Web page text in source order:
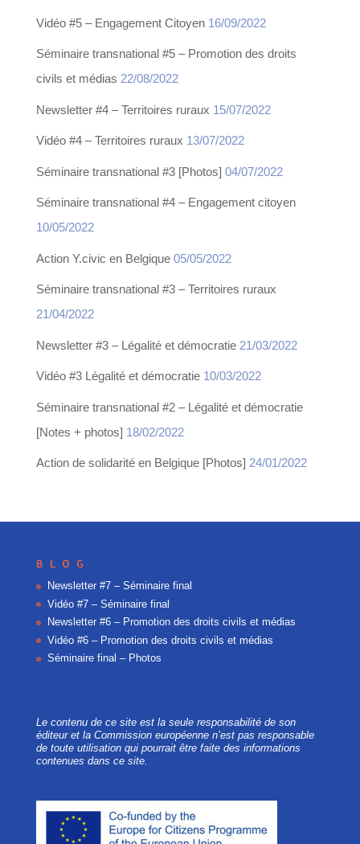
Vidéo #5 – Engagement Citoyen 16/09/2022
Séminaire transnational #5 – Promotion des droits
civils et médias 22/08/2022
Newsletter #4 – Territoires ruraux 15/07/2022
Vidéo #4 – Territoires ruraux 13/07/2022
Séminaire transnational #3 [Photos] 04/07/2022
Séminaire transnational #4 – Engagement citoyen
10/05/2022
Action Y.civic en Belgique 05/05/2022
Séminaire transnational #3 – Territoires ruraux
21/04/2022
Newsletter #3 – Légalité et démocratie 21/03/2022
Vidéo #3 Légalité et démocratie 10/03/2022
Séminaire transnational #2 – Légalité et démocratie
[Notes + photos] 18/02/2022
Action de solidarité en Belgique [Photos] 24/01/2022
BLOG
Newsletter #7 – Séminaire final
Vidéo #7 – Séminaire final
Newsletter #6 – Promotion des droits civils et médias
Vidéo #6 – Promotion des droits civils et médias
Séminaire final – Photos
Le contenu de ce site est la seule responsabilité de son
éditeur et la Commission européenne n’est pas responsable
de toute utilisation qui pourrait être faite des informations
contenues dans ce site.